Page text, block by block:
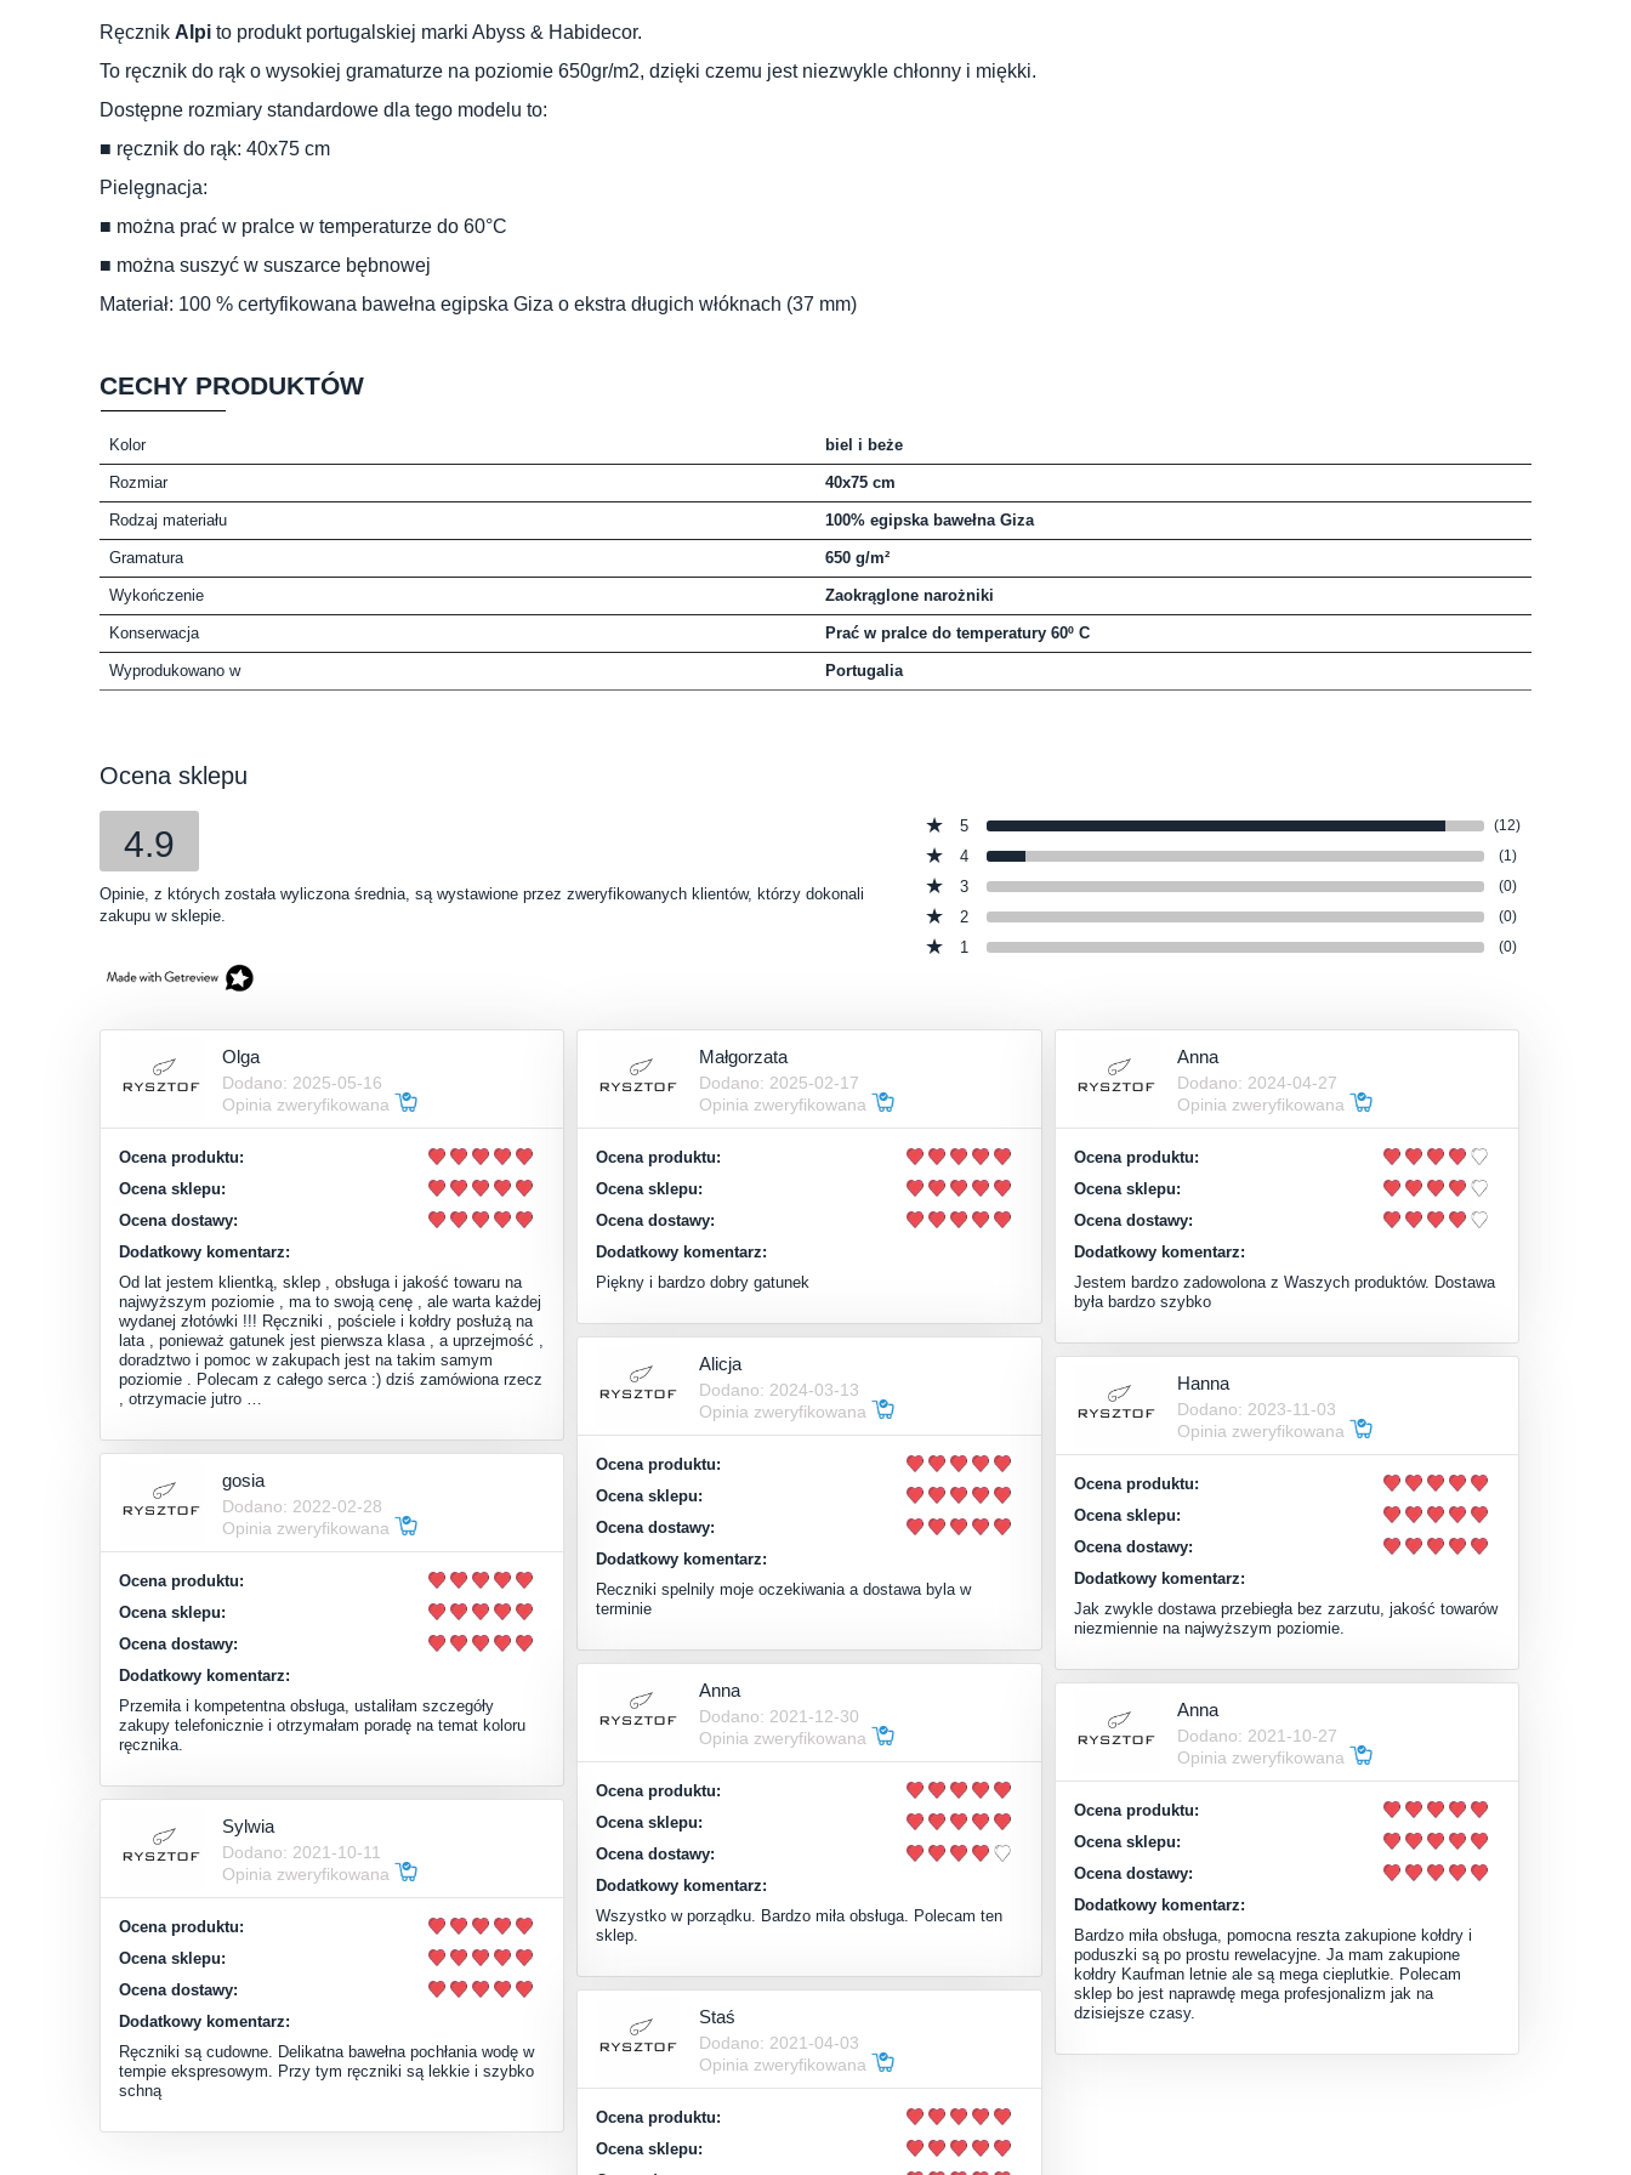
Ręcznik Alpi to produkt portugalskiej marki Abyss & Habidecor.
To ręcznik do rąk o wysokiej gramaturze na poziomie 650gr/m2, dzięki czemu jest niezwykle chłonny i miękki.
Dostępne rozmiary standardowe dla tego modelu to:
■ ręcznik do rąk: 40x75 cm
Pielęgnacja:
■ można prać w pralce w temperaturze do 60°C
■ można suszyć w suszarce bębnowej
Materiał: 100 % certyfikowana bawełna egipska Giza o ekstra długich włóknach (37 mm)
CECHY PRODUKTÓW
Kolor biel i beże
Rozmiar 40x75 cm
Rodzaj materiału 100% egipska bawełna Giza
Gramatura 650 g/m²
Wykończenie Zaokrąglone narożniki
Konserwacja Prać w pralce do temperatury 60º C
Wyprodukowano w Portugalia
Ocena sklepu
4.9
Opinie, z których została wyliczona średnia, są wystawione przez zweryfikowanych klientów, którzy dokonali
zakupu w sklepie.
5 (12)
4 (1)
3 (0)
2 (0)
1 (0)
Olga
Dodano: 2025-05-16
Opinia zweryfikowana
Ocena produktu:
Ocena sklepu:
Ocena dostawy:
Dodatkowy komentarz:
Od lat jestem klientką, sklep , obsługa i jakość towaru na
najwyższym poziomie , ma to swoją cenę , ale warta każdej
wydanej złotówki !!! Ręczniki , pościele i kołdry posłużą na
lata , ponieważ gatunek jest pierwsza klasa , a uprzejmość ,
doradztwo i pomoc w zakupach jest na takim samym
poziomie . Polecam z całego serca :) dziś zamówiona rzecz
, otrzymacie jutro …
Małgorzata
Dodano: 2025-02-17
Opinia zweryfikowana
Ocena produktu:
Ocena sklepu:
Ocena dostawy:
Dodatkowy komentarz:
Piękny i bardzo dobry gatunek
Anna
Dodano: 2024-04-27
Opinia zweryfikowana
Ocena produktu:
Ocena sklepu:
Ocena dostawy:
Dodatkowy komentarz:
Jestem bardzo zadowolona z Waszych produktów. Dostawa
była bardzo szybko
Alicja
Dodano: 2024-03-13
Opinia zweryfikowana
Ocena produktu:
Ocena sklepu:
Ocena dostawy:
Dodatkowy komentarz:
Reczniki spelnily moje oczekiwania a dostawa byla w
terminie
Hanna
Dodano: 2023-11-03
Opinia zweryfikowana
Ocena produktu:
Ocena sklepu:
Ocena dostawy:
Dodatkowy komentarz:
Jak zwykle dostawa przebiegła bez zarzutu, jakość towarów
niezmiennie na najwyższym poziomie.
gosia
Dodano: 2022-02-28
Opinia zweryfikowana
Ocena produktu:
Ocena sklepu:
Ocena dostawy:
Dodatkowy komentarz:
Przemiła i kompetentna obsługa, ustaliłam szczegóły
zakupy telefonicznie i otrzymałam poradę na temat koloru
ręcznika.
Anna
Dodano: 2021-12-30
Opinia zweryfikowana
Ocena produktu:
Ocena sklepu:
Ocena dostawy:
Dodatkowy komentarz:
Wszystko w porządku. Bardzo miła obsługa. Polecam ten
sklep.
Anna
Dodano: 2021-10-27
Opinia zweryfikowana
Ocena produktu:
Ocena sklepu:
Ocena dostawy:
Dodatkowy komentarz:
Bardzo miła obsługa, pomocna reszta zakupione kołdry i
poduszki są po prostu rewelacyjne. Ja mam zakupione
kołdry Kaufman letnie ale są mega cieplutkie. Polecam
sklep bo jest naprawdę mega profesjonalizm jak na
dzisiejsze czasy.
Sylwia
Dodano: 2021-10-11
Opinia zweryfikowana
Ocena produktu:
Ocena sklepu:
Ocena dostawy:
Dodatkowy komentarz:
Ręczniki są cudowne. Delikatna bawełna pochłania wodę w
tempie ekspresowym. Przy tym ręczniki są lekkie i szybko
schną
Staś
Dodano: 2021-04-03
Opinia zweryfikowana
Ocena produktu:
Ocena sklepu: